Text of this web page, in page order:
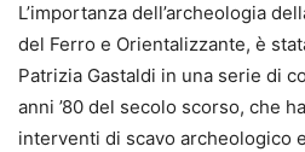
L’importanza dell’archeologia
del Ferro e Orientalizzante, è
Patrizia Gastaldi in una serie di
anni ’80 del secolo scorso, che
interventi di scavo archeologico